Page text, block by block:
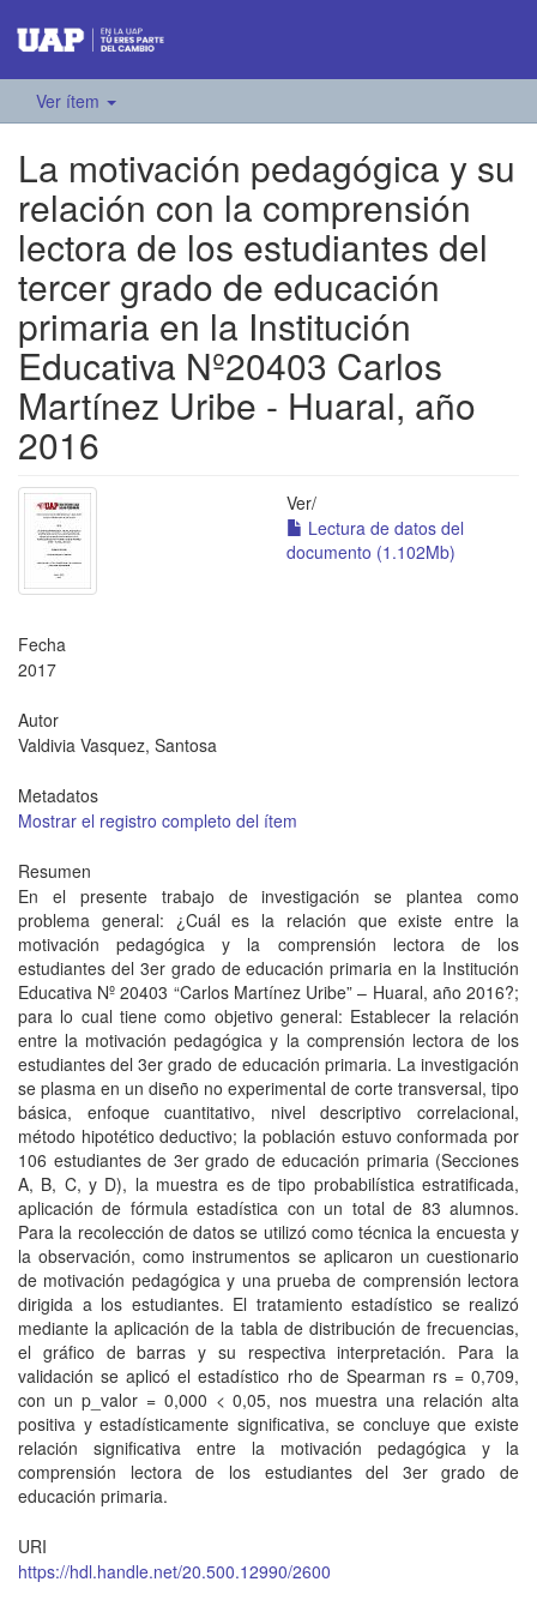
Ver ítem
La motivación pedagógica y su
relación con la comprensión
lectora de los estudiantes del
tercer grado de educación
primaria en la Institución
Educativa Nº20403 Carlos
Martínez Uribe - Huaral, año
2016
Ver/
Lectura de datos del
documento (1.102Mb)
Fecha
2017
Autor
Valdivia Vasquez, Santosa
Metadatos
Mostrar el registro completo del ítem
Resumen
En el presente trabajo de investigación se plantea como
problema general: ¿Cuál es la relación que existe entre la
motivación pedagógica y la comprensión lectora de los
estudiantes del 3er grado de educación primaria en la Institución
Educativa Nº 20403 “Carlos Martínez Uribe” – Huaral, año 2016?;
para lo cual tiene como objetivo general: Establecer la relación
entre la motivación pedagógica y la comprensión lectora de los
estudiantes del 3er grado de educación primaria. La investigación
se plasma en un diseño no experimental de corte transversal, tipo
básica, enfoque cuantitativo, nivel descriptivo correlacional,
método hipotético deductivo; la población estuvo conformada por
106 estudiantes de 3er grado de educación primaria (Secciones
A, B, C, y D), la muestra es de tipo probabilística estratificada,
aplicación de fórmula estadística con un total de 83 alumnos.
Para la recolección de datos se utilizó como técnica la encuesta y
la observación, como instrumentos se aplicaron un cuestionario
de motivación pedagógica y una prueba de comprensión lectora
dirigida a los estudiantes. El tratamiento estadístico se realizó
mediante la aplicación de la tabla de distribución de frecuencias,
el gráfico de barras y su respectiva interpretación. Para la
validación se aplicó el estadístico rho de Spearman rs = 0,709,
con un p_valor = 0,000 < 0,05, nos muestra una relación alta
positiva y estadísticamente significativa, se concluye que existe
relación significativa entre la motivación pedagógica y la
comprensión lectora de los estudiantes del 3er grado de
educación primaria.
URI
https://hdl.handle.net/20.500.12990/2600